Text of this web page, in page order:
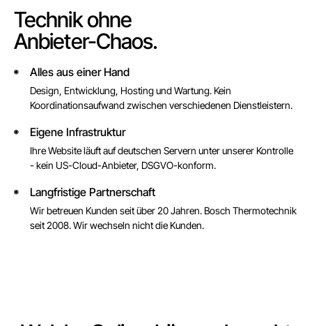
Technik ohne
Anbieter-Chaos.
◉ Alles aus einer Hand
Design, Entwicklung, Hosting und Wartung. Kein
Koordinationsaufwand zwischen verschiedenen Dienstleistern.
◉ Eigene Infrastruktur
Ihre Website läuft auf deutschen Servern unter unserer Kontrolle
- kein US-Cloud-Anbieter, DSGVO-konform.
◉ Langfristige Partnerschaft
Wir betreuen Kunden seit über 20 Jahren. Bosch Thermotechnik
seit 2008. Wir wechseln nicht die Kunden.